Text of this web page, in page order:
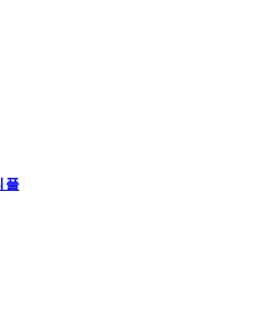
플